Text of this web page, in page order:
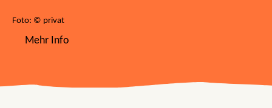
Foto: © privat
Mehr Info